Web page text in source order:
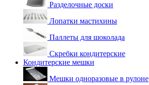
Разделочные доски
Лопатки мастихины
Паллеты для шоколада
Скребки кондитерские
Кондитерские мешки
Мешки одноразовые в рулоне